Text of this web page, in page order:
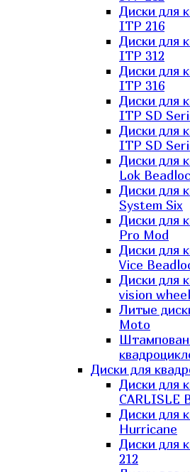
Диски для
ITP 216
Диски для
ITP 312
Диски для
ITP 316
Диски для
ITP SD
Диски для
ITP SD
Диски для
Lok
Диски для
System Six
Диски для
Pro Mod
Диски для
Vice
Диски для
vision wheel
Литые
Moto
Диски для
Диски для
CARLISLE
Диски для
Hurricane
Диски для
212